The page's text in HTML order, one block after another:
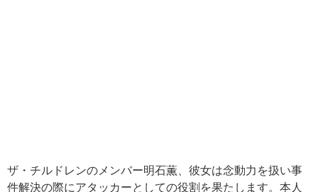
ザ・チルドレンのメンバー明石薫、彼女は念動力を扱い事
件解決の際にアタッカーとしての役割を果たします。本人